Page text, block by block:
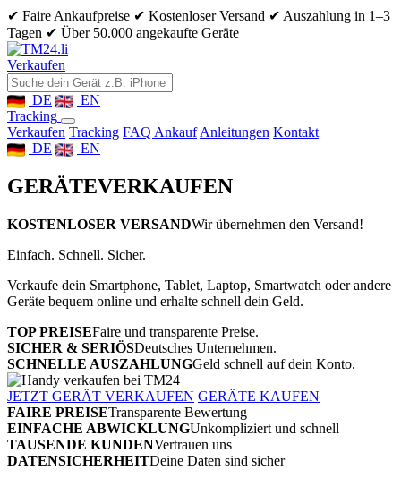
✔ Faire Ankaufpreise ✔ Kostenloser Versand ✔ Auszahlung in 1–3
Tagen ✔ Über 50.000 angekaufte Geräte
Verkaufen
DE
EN
Tracking
Verkaufen Tracking FAQ Ankauf Anleitungen Kontakt
DE
EN
GERÄTEVERKAUFEN
KOSTENLOSER VERSANDWir übernehmen den Versand!
Einfach. Schnell. Sicher.
Verkaufe dein Smartphone, Tablet, Laptop, Smartwatch oder andere
Geräte bequem online und erhalte schnell dein Geld.
TOP PREISEFaire und transparente Preise.
SICHER & SERIÖSDeutsches Unternehmen.
SCHNELLE AUSZAHLUNGGeld schnell auf dein Konto.
JETZT GERÄT VERKAUFEN GERÄTE KAUFEN
FAIRE PREISETransparente Bewertung
EINFACHE ABWICKLUNGUnkompliziert und schnell
TAUSENDE KUNDENVertrauen uns
DATENSICHERHEITDeine Daten sind sicher